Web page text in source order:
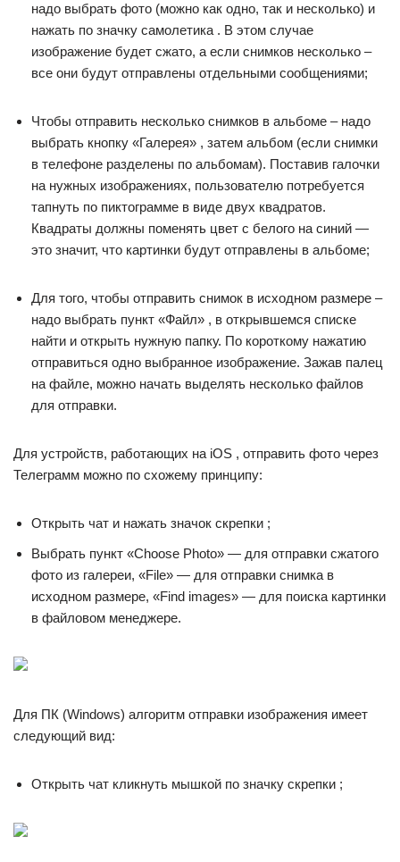
надо выбрать фото (можно как одно, так и несколько) и
нажать по значку самолетика . В этом случае
изображение будет сжато, а если снимков несколько –
все они будут отправлены отдельными сообщениями;
Чтобы отправить несколько снимков в альбоме – надо
выбрать кнопку «Галерея» , затем альбом (если снимки
в телефоне разделены по альбомам). Поставив галочки
на нужных изображениях, пользователю потребуется
тапнуть по пиктограмме в виде двух квадратов.
Квадраты должны поменять цвет с белого на синий —
это значит, что картинки будут отправлены в альбоме;
Для того, чтобы отправить снимок в исходном размере –
надо выбрать пункт «Файл» , в открывшемся списке
найти и открыть нужную папку. По короткому нажатию
отправиться одно выбранное изображение. Зажав палец
на файле, можно начать выделять несколько файлов
для отправки.
Для устройств, работающих на iOS , отправить фото через
Телеграмм можно по схожему принципу:
Открыть чат и нажать значок скрепки ;
Выбрать пункт «Choose Photo» — для отправки сжатого
фото из галереи, «File» — для отправки снимка в
исходном размере, «Find images» — для поиска картинки
в файловом менеджере.
Для ПК (Windows) алгоритм отправки изображения имеет
следующий вид:
Открыть чат кликнуть мышкой по значку скрепки ;